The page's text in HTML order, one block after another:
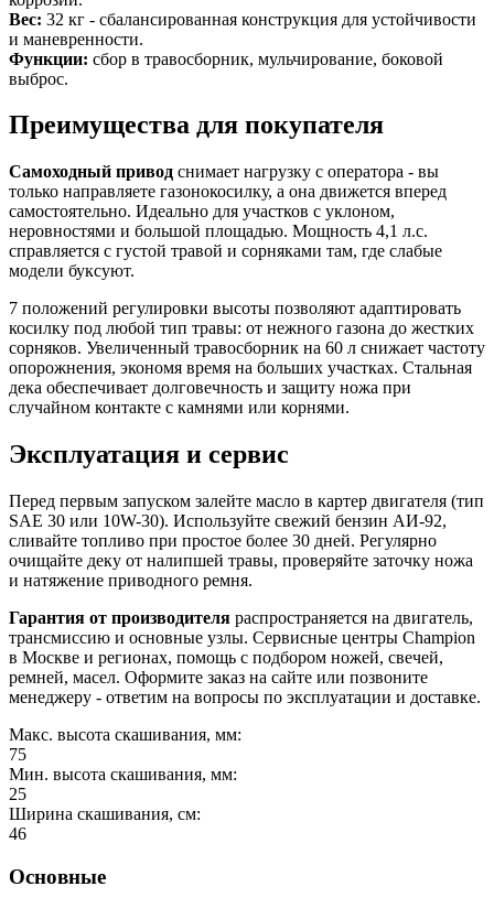
Вес: 32 кг - сбалансированная конструкция для устойчивости
и маневренности.
Функции: сбор в травосборник, мульчирование, боковой
выброс.
Преимущества для покупателя
Самоходный привод снимает нагрузку с оператора - вы
только направляете газонокосилку, а она движется вперед
самостоятельно. Идеально для участков с уклоном,
неровностями и большой площадью. Мощность 4,1 л.с.
справляется с густой травой и сорняками там, где слабые
модели буксуют.
7 положений регулировки высоты позволяют адаптировать
косилку под любой тип травы: от нежного газона до жестких
сорняков. Увеличенный травосборник на 60 л снижает частоту
опорожнения, экономя время на больших участках. Стальная
дека обеспечивает долговечность и защиту ножа при
случайном контакте с камнями или корнями.
Эксплуатация и сервис
Перед первым запуском залейте масло в картер двигателя (тип
SAE 30 или 10W-30). Используйте свежий бензин АИ-92,
сливайте топливо при простое более 30 дней. Регулярно
очищайте деку от налипшей травы, проверяйте заточку ножа
и натяжение приводного ремня.
Гарантия от производителя распространяется на двигатель,
трансмиссию и основные узлы. Сервисные центры Champion
в Москве и регионах, помощь с подбором ножей, свечей,
ремней, масел. Оформите заказ на сайте или позвоните
менеджеру - ответим на вопросы по эксплуатации и доставке.
Макс. высота скашивания, мм:
75
Мин. высота скашивания, мм:
25
Ширина скашивания, см:
46
Основные